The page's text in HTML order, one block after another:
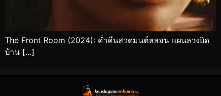
The Front Room (2024): ค่ำคืนสวดมนต์หลอน แผนลวงยึด
บ้าน […]